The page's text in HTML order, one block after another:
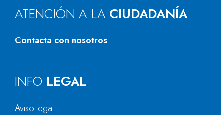
ATENCIÓN A LA CIUDADANÍA
Contacta con nosotros
INFO LEGAL
Aviso legal